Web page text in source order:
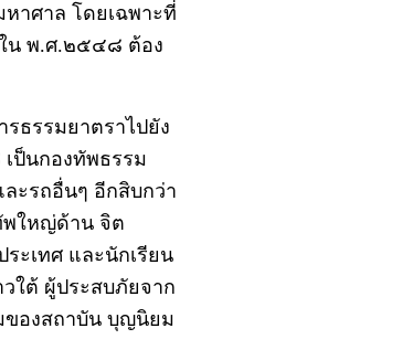
าศาล โดยเฉพาะที่
น พ.ศ.๒๕๔๘ ต้อง
ธรรมยาตราไปยัง
ป็นกองทัพธรรม
ะรถอื่นๆ อีกสิบกว่า
พใหญ่ด้าน จิต
เทศ และนักเรียน
ใต้ ผู้ประสบภัยจาก
ของสถาบัน บุญนิยม